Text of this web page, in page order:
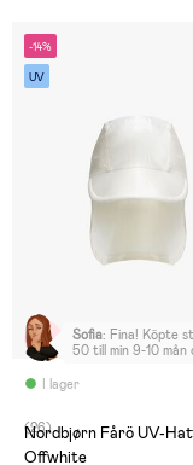
-14%
UV
I lager
Sofia: Fina! Köpte
50 till min 9-10 mån
överdrivet
(26)
Nordbjørn Fårö UV-
Offwhite